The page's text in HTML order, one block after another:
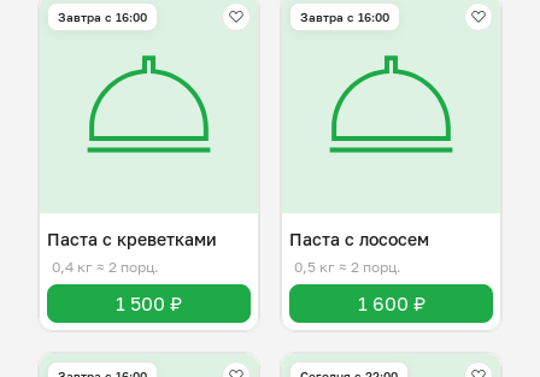
Завтра c 16:00
Паста с креветками
0,4 кг ≈ 2 порц.
1 500 ₽
Завтра c 16:00
Паста с лососем
0,5 кг ≈ 2 порц.
1 600 ₽